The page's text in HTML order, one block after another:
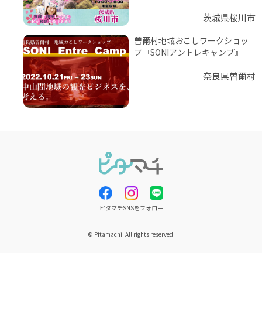
茨城県桜川市
曽爾村地域おこしワークショッ
プ『SONIアントレキャンプ』
奈良県曽爾村
ピタマチSNSをフォロー
© Pitamachi. All rights reserved.